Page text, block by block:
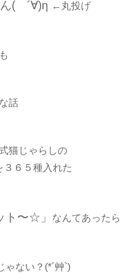
ん( ´∀)η ←丸投げ
話
猫じゃらしの
６５種入れた
ト〜☆」 なんてあったら
ゃない？(*´艸`)